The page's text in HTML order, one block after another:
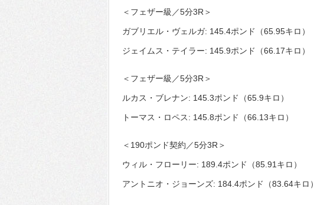
＜フェザー級／5分3R＞
ガブリエル・ヴェルガ: 145.4ポンド（65.95キロ）
ジェイムス・テイラー: 145.9ポンド（66.17キロ）
＜フェザー級／5分3R＞
ルカス・ブレナン: 145.3ポンド（65.9キロ）
トーマス・ロペス: 145.8ポンド（66.13キロ）
＜190ポンド契約／5分3R＞
ウィル・フローリー: 189.4ポンド（85.91キロ）
アントニオ・ジョーンズ: 184.4ポンド（83.64キロ）